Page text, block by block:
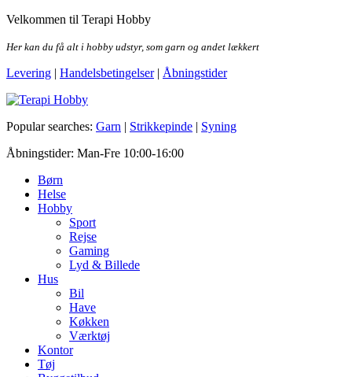
Skip
the
Velkommen til Terapi Hobby
Her kan du få alt i hobby udstyr, som garn og andet lækkert
Levering | Handelsbetingelser| Åbningstider
Terapi Hobby
Popular searches: Garn | Strikkepinde | Syning
Åbningstider: Man-Fre 10:00-16:00
Børn
Helse
Hobby
Sport
Rejse
Gaming
Lyd & Billede
Hus
Bil
Have
Køkken
Værktøj
Kontor
Tøj